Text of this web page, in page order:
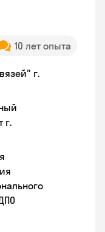
10 лет опыта
г.
г.